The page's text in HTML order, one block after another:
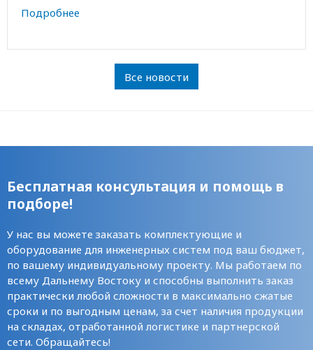
Подробнее
Все новости
Бесплатная консультация и помощь в
подборе!
У нас вы можете заказать комплектующие и
оборудование для инженерных систем под ваш бюджет,
по вашему индивидуальному проекту. Мы работаем по
всему Дальнему Востоку и способны выполнить заказ
практически любой сложности в максимально сжатые
сроки и по выгодным ценам, за счет наличия продукции
на складах, отработанной логистике и партнерской
сети. Обращайтесь!